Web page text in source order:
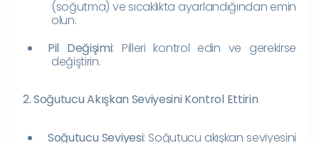
(soğutma) ve sıcaklıkta ayarlandığından emin
olun.
Pil Değişimi: Pilleri kontrol edin ve gerekirse
değiştirin.
2. Soğutucu Akışkan Seviyesini Kontrol Ettirin
Soğutucu Seviyesi: Soğutucu akışkan seviyesini